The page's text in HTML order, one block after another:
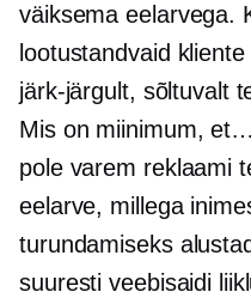
väiksema eelarvega.
lootustandvaid
järk-järgult, sõltuvalt
Mis on miinimum,
pole varem reklaami
eelarve, millega
turundamiseks
suuresti veebisaidi